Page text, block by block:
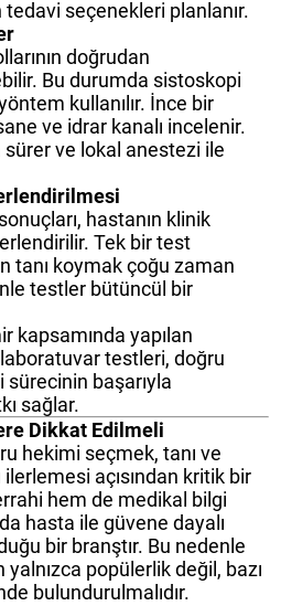
seçenekleri planlanır.
doğrudan
Bu durumda sistoskopi
kullanılır. İnce bir
ve idrar kanalı incelenir.
sürer ve lokal anestezi ile
hastanın klinik
Tek bir test
tanı koymak çoğu zaman
testler bütüncül bir
kapsamında yapılan
testleri, doğru
sürecinin başarıyla
sağlar.
Dikkat Edilmeli
hekimi seçmek, tanı ve
açısından kritik bir
hem de medikal bilgi
hasta ile güvene dayalı
bir branştır. Bu nedenle
yalnızca popülerlik değil, bazı
bulundurulmalıdır.